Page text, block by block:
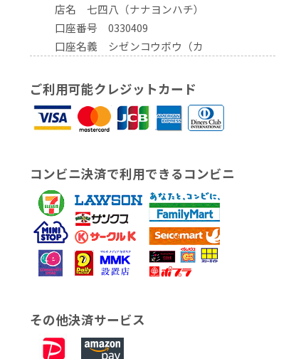
店名 七四八（ナナヨンハチ）
口座番号 0330409
口座名義 シゼンコウボウ（カ
ご利用可能クレジットカード
コンビニ決済で利用できるコンビニ
その他決済サービス